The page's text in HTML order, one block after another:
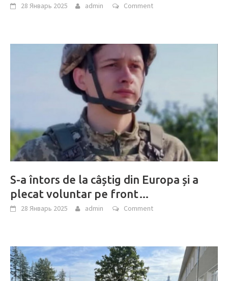
28 Январь 2025 admin Comment
S-a întors de la câștig din Europa și a
plecat voluntar pe front…
28 Январь 2025 admin Comment